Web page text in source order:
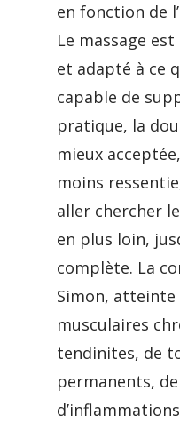
en fonction de
Le massage
et adapté à ce
capable de
pratique, la
mieux
moins
aller chercher
en plus loin,
complète. La
Simon, atteinte
musculaires
tendinites, de
permanents,